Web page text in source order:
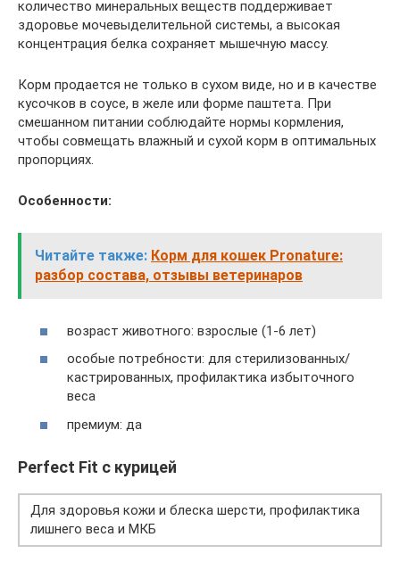
количество минеральных веществ поддерживает
здоровье мочевыделительной системы, а высокая
концентрация белка сохраняет мышечную массу.
Корм продается не только в сухом виде, но и в качестве
кусочков в соусе, в желе или форме паштета. При
смешанном питании соблюдайте нормы кормления,
чтобы совмещать влажный и сухой корм в оптимальных
пропорциях.
Особенности:
Читайте также: Корм для кошек Pronature:
разбор состава, отзывы ветеринаров
возраст животного: взрослые (1-6 лет)
особые потребности: для стерилизованных/
кастрированных, профилактика избыточного
веса
премиум: да
Perfect Fit с курицей
Для здоровья кожи и блеска шерсти, профилактика
лишнего веса и МКБ